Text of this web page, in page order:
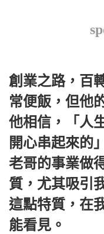
創業之路，百
常便飯，但他
他相信，‌‌「人
開心串起來的‌‌
老哥的事業做
質，尤其吸引
這點特質，在
能看見。